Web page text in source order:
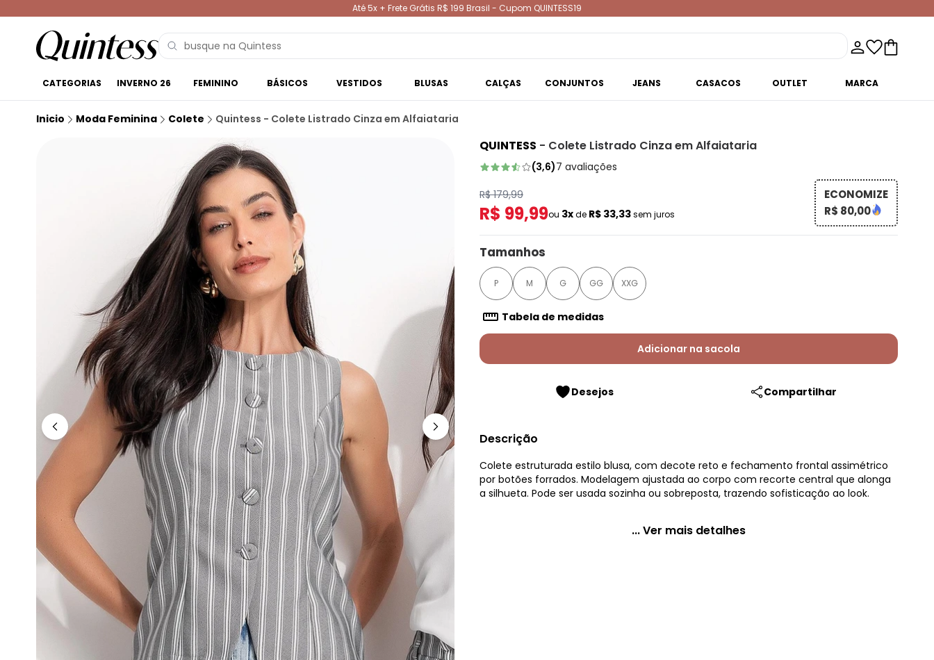
Até 5x + Frete Grátis R$ 199 Brasil - Cupom QUINTESS19
CATEGORIAS INVERNO 26 FEMININO BÁSICOS VESTIDOS BLUSAS CALÇAS CONJUNTOS JEANS CASACOS OUTLET MARCA
Inicio Moda Feminina Colete Quintess - Colete Listrado Cinza em Alfaiataria
QUINTESS - Colete Listrado Cinza em Alfaiataria
(3,6)7 avaliações
R$ 179,99
R$ 99,99ou 3xde R$ 33,33sem juros
ECONOMIZE
R$ 80,00
Tamanhos
P M G GG XXG
Tabela de medidas
Adicionar na sacola
Desejos Compartilhar
Descrição
Colete estruturada estilo blusa, com decote reto e fechamento frontal assimétrico
por botões forrados. Modelagem ajustada ao corpo com recorte central que alonga
a silhueta. Pode ser usada sozinha ou sobreposta, trazendo sofisticação ao look.
... Ver mais detalhes